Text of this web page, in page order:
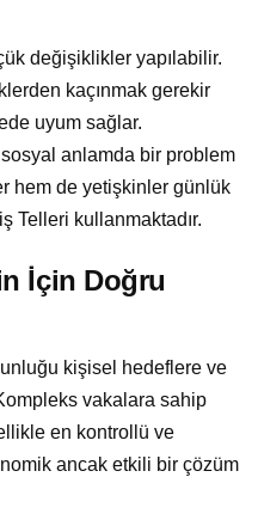
değişiklikler yapılabilir.
kaçınmak gerekir
uyum sağlar.
anlamda bir problem
hem de yetişkinler günlük
Telleri kullanmaktadır.
İçin Doğru
kişisel hedeflere ve
vakalara sahip
en kontrollü ve
ancak etkili bir çözüm